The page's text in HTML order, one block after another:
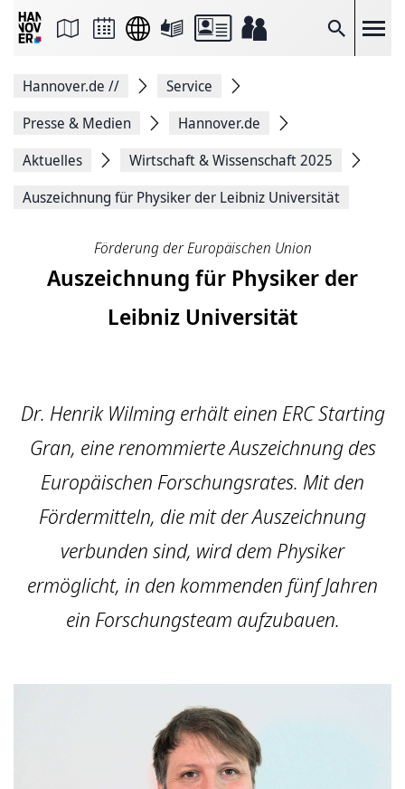
Suche
Seite
Facebook
teilen
Seitenlink
Seite
Hannover.de //
Service
Presse & Medien
Hannover.de
Aktuelles
Wirtschaft & Wissenschaft 2025
Auszeichnung für Physiker der Leibniz Universität
Förderung der Europäischen Union
Auszeichnung für Physiker der
Leibniz Universität
Dr. Henrik Wilming erhält einen ERC Starting
Gran, eine renommierte Auszeichnung des
Europäischen Forschungsrates. Mit den
Fördermitteln, die mit der Auszeichnung
verbunden sind, wird dem Physiker
ermöglicht, in den kommenden fünf Jahren
ein Forschungsteam aufzubauen.